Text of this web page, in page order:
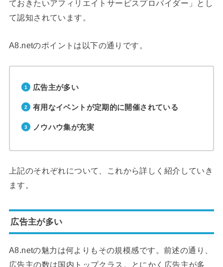
ておきたいアフィリエイトサービスプロバイダー」とし
て認知されています。
A8.netのポイントは以下の通りです。
広告主が多い
有用なイベントが定期的に開催されている
ノウハウ集が充実
上記のそれぞれについて、これから詳しく紹介していき
ます。
広告主が多い
A8.netの魅力は何よりもその規模感です。前述の通り、
広告主の数は国内トップクラス。とにかく広告主が多